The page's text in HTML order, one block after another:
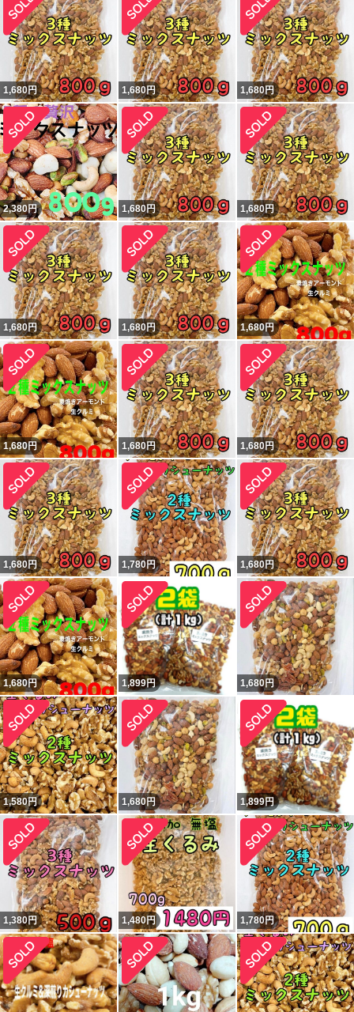
1,680円 1,680円 1,680円
2,380円 1,680円 1,680円
1,680円 1,680円 1,680円
1,680円 1,680円 1,680円
1,680円 1,780円 1,680円
1,680円 1,899円 1,680円
1,580円 1,680円 1,899円
1,380円 1,480円 1,780円